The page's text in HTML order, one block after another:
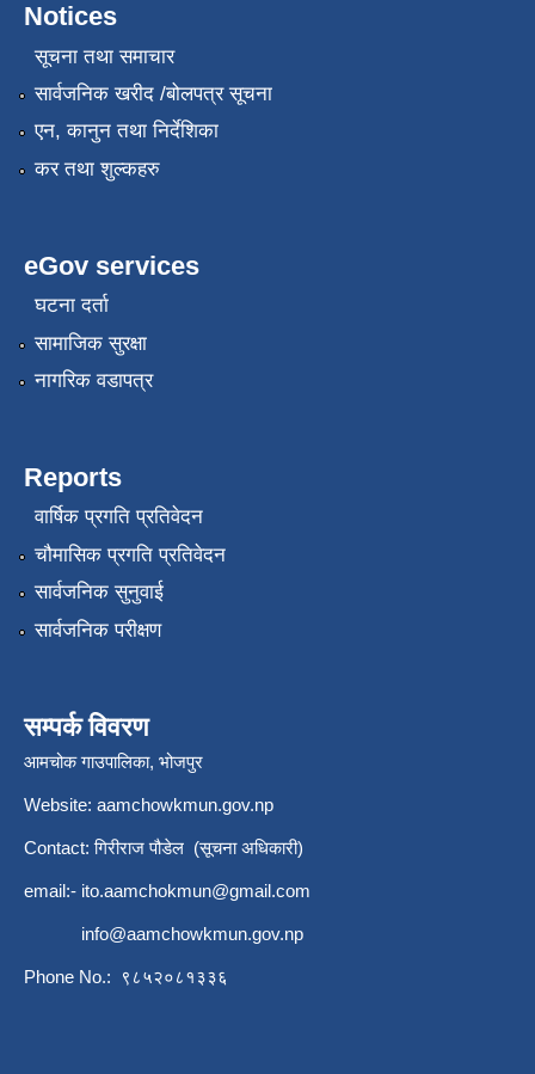
Notices
सूचना तथा समाचार
सार्वजनिक खरीद /बोलपत्र सूचना
एन, कानुन तथा निर्देशिका
कर तथा शुल्कहरु
eGov services
घटना दर्ता
सामाजिक सुरक्षा
नागरिक वडापत्र
Reports
वार्षिक प्रगति प्रतिवेदन
चौमासिक प्रगति प्रतिवेदन
सार्वजनिक सुनुवाई
सार्वजनिक परीक्षण
सम्पर्क विवरण
आमचोक गाउपालिका, भोजपुर
Website: aamchowkmun.gov.np
Contact: गिरीराज पौडेल (सूचना अधिकारी)
email:- ito.aamchokmun@gmail.com
info@aamchowkmun.gov.np
Phone No.: ९८५२०८१३३६